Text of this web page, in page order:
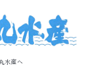
水産へ